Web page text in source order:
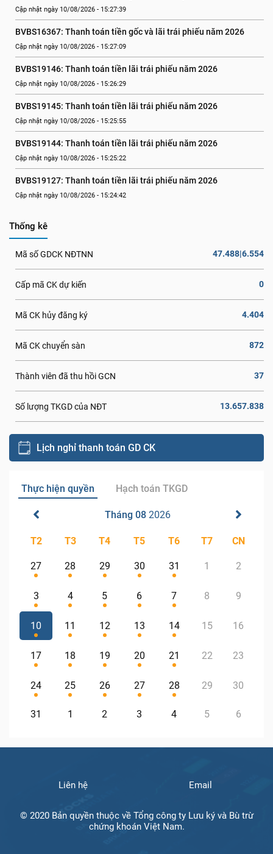
Cập nhật ngày 10/08/2026 - 15:27:39
BVBS16367: Thanh toán tiền gốc và lãi trái phiếu năm 2026
Cập nhật ngày 10/08/2026 - 15:27:09
BVBS19146: Thanh toán tiền lãi trái phiếu năm 2026
Cập nhật ngày 10/08/2026 - 15:26:29
BVBS19145: Thanh toán tiền lãi trái phiếu năm 2026
Cập nhật ngày 10/08/2026 - 15:25:55
BVBS19144: Thanh toán tiền lãi trái phiếu năm 2026
Cập nhật ngày 10/08/2026 - 15:25:22
BVBS19127: Thanh toán tiền lãi trái phiếu năm 2026
Cập nhật ngày 10/08/2026 - 15:24:42
Thống kê
Mã số GDCK NĐTNN 47.488|6.554
Cấp mã CK dự kiến 0
Mã CK hủy đăng ký 4.404
Mã CK chuyển sàn 872
Thành viên đã thu hồi GCN 37
Số lượng TKGD của NĐT 13.657.838
Lịch nghỉ thanh toán GD CK
Thực hiện quyền Hạch toán TKGD
Tháng 08 2026
T2 T3 T4 T5 T6 T7 CN
27 28 29 30 31 1 2
3 4 5 6 7 8 9
10 11 12 13 14 15 16
17 18 19 20 21 22 23
24 25 26 27 28 29 30
31 1 2 3 4 5 6
Liên hệ Email
© 2020 Bản quyền thuộc về Tổng công ty Lưu ký và Bù trừ
chứng khoán Việt Nam.